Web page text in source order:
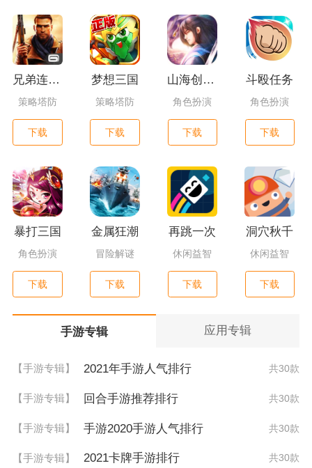
兄弟连3：战争之子
策略塔防
下载
梦想三国
策略塔防
下载
山海创世录一剑天逆
角色扮演
下载
斗殴任务
角色扮演
下载
暴打三国
角色扮演
下载
金属狂潮
冒险解谜
下载
再跳一次
休闲益智
下载
洞穴秋千
休闲益智
下载
手游专辑 应用专辑
【手游专辑】 2021年手游人气排行 共30款
【手游专辑】 回合手游推荐排行 共30款
【手游专辑】 手游2020手游人气排行 共30款
【手游专辑】 2021卡牌手游排行 共30款